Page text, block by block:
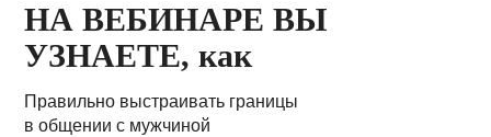
НА ВЕБИНАРЕ ВЫ
УЗНАЕТЕ, как
Правильно выстраивать границы
в общении с мужчиной